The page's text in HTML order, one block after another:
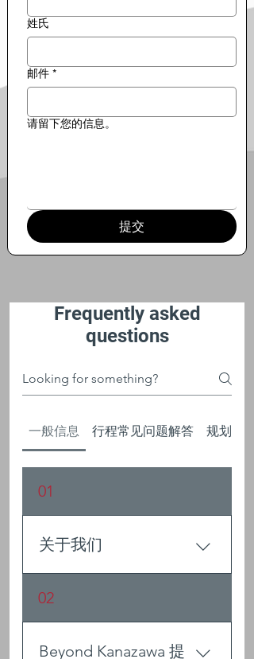
姓氏
邮件 *
请留下您的信息。
提交
Frequently asked
questions
一般信息 行程常见问题解答 规划您
01
关于我们
Beyond Kanazawa 是您探索金
泽及周边地区最佳体验的首选
平台。从行程规划、活动推荐
到文化体验和隐藏景点，我们
02
Beyond Kanazawa 提